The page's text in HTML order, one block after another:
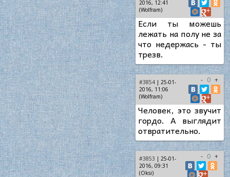
2016, 12:41
(Wolfram)
Если ты можешь
лежать на полу не за
что недержась - ты
трезв.
#3854 | 25-01-
2016, 11:06
(Wolfram)
- 0 +
Человек, это звучит
гордо. А выглядит
отвратительно.
#3853 | 25-01-
2016, 09:31
(Oksi)
- 0 +